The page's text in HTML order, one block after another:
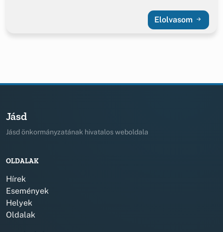
Elolvasom
Jásd
Jásd önkormányzatának hivatalos weboldala
OLDALAK
Hírek
Események
Helyek
Oldalak